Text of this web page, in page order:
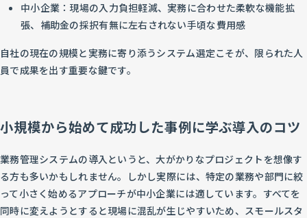
中小企業：現場の入力負担軽減、実務に合わせた柔軟な機能拡
張、補助金の採択有無に左右されない手頃な費用感
自社の現在の規模と実務に寄り添うシステム選定こそが、限られた人
員で成果を出す重要な鍵です。
小規模から始めて成功した事例に学ぶ導入のコツ
業務管理システムの導入というと、大がかりなプロジェクトを想像す
る方も多いかもしれません。しかし実際には、特定の業務や部門に絞
って小さく始めるアプローチが中小企業には適しています。すべてを
同時に変えようとすると現場に混乱が生じやすいため、スモールスタ